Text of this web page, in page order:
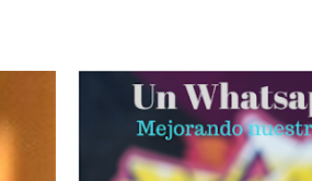
exactamente igual de
problema para mí es
concientización y
costas no son